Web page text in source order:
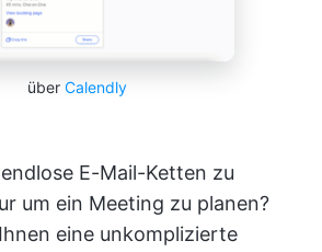
über Calendly
E-Mail-Ketten zu
um ein Meeting zu planen?
eine unkomplizierte